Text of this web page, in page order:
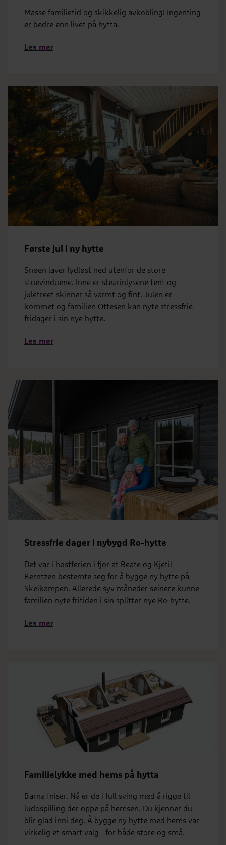
Masse familietid og skikkelig avkobling! Ingenting
er bedre enn livet på hytta.
Les mer
Første jul i ny hytte
Snøen laver lydløst ned utenfor de store
stuevinduene. Inne er stearinlysene tent og
juletreet skinner så varmt og fint. Julen er
kommet og familien Ottesen kan nyte stressfrie
fridager i sin nye hytte.
Les mer
Stressfrie dager i nybygd Ro-hytte
Det var i høstferien i fjor at Beate og Kjetil
Berntzen bestemte seg for å bygge ny hytte på
Skeikampen. Allerede syv måneder seinere kunne
familien nyte fritiden i sin splitter nye Ro-hytte.
Les mer
Familielykke med hems på hytta
Barna fniser. Nå er de i full sving med å rigge til
ludospilling der oppe på hemsen. Du kjenner du
blir glad inni deg. Å bygge ny hytte med hems var
virkelig et smart valg - for både store og små.